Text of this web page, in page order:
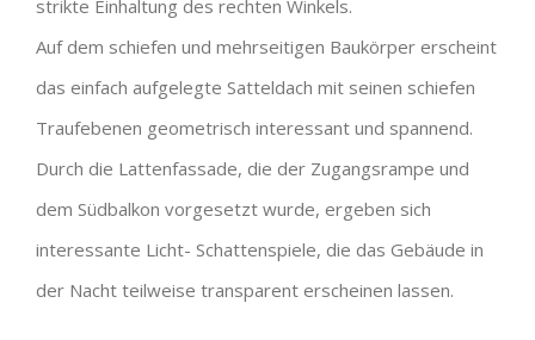
strikte Einhaltung des rechten Winkels.
Auf dem schiefen und mehrseitigen Baukörper erscheint
das einfach aufgelegte Satteldach mit seinen schiefen
Traufebenen geometrisch interessant und spannend.
Durch die Lattenfassade, die der Zugangsrampe und
dem Südbalkon vorgesetzt wurde, ergeben sich
interessante Licht- Schattenspiele, die das Gebäude in
der Nacht teilweise transparent erscheinen lassen.